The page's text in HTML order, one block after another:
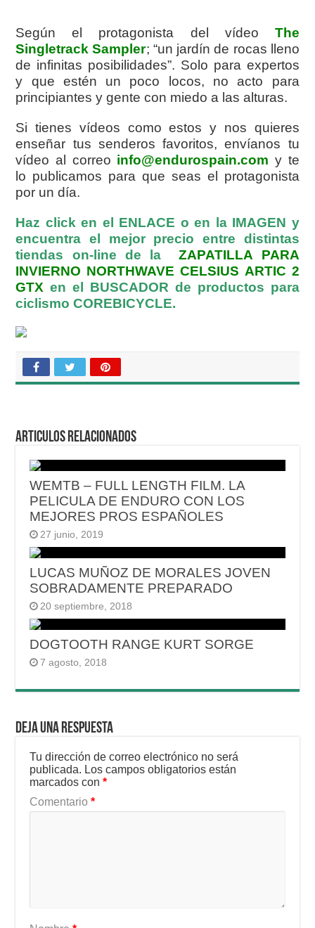
Según el protagonista del vídeo The
Singletrack Sampler; “un jardín de rocas lleno
de infinitas posibilidades”. Solo para expertos
y que estén un poco locos, no acto para
principiantes y gente con miedo a las alturas.
Si tienes vídeos como estos y nos quieres
enseñar tus senderos favoritos, envíanos tu
vídeo al correo info@endurospain.com y te
lo publicamos para que seas el protagonista
por un día.
Haz click en el ENLACE o en la IMAGEN y
encuentra el mejor precio entre distintas
tiendas on-line de laZAPATILLA PARA
INVIERNO NORTHWAVE CELSIUS ARTIC 2
GTX en el BUSCADOR de productos para
ciclismo COREBICYCLE.
Articulos relacionados
WEMTB – FULL LENGTH FILM. LA
PELICULA DE ENDURO CON LOS
MEJORES PROS ESPAÑOLES
27 junio, 2019
LUCAS MUÑOZ DE MORALES JOVEN
SOBRADAMENTE PREPARADO
20 septiembre, 2018
DOGTOOTH RANGE KURT SORGE
7 agosto, 2018
Deja una respuesta
Tu dirección de correo electrónico no será
publicada. Los campos obligatorios están
marcados con*
Comentario*